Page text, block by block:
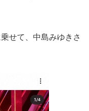
せて、中島みゆきさ